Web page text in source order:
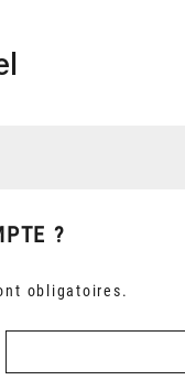
?
obligatoires.